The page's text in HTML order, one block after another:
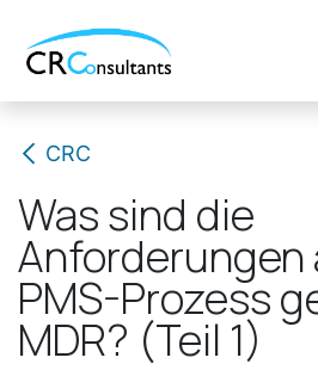
CRC
Was sind die
Anforderungen
PMS-Prozess
MDR? (Teil 1)